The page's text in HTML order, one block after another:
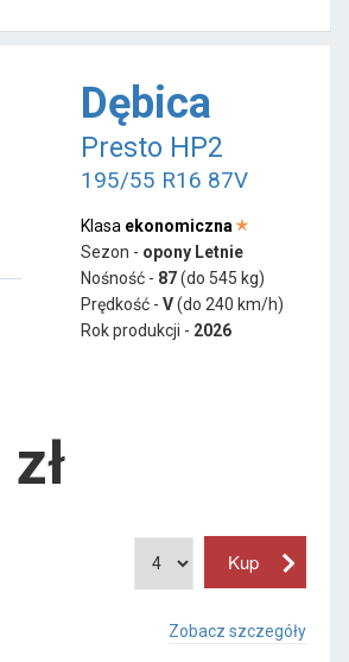
Dębica
Presto HP2
195/55 R16 87V
Klasa ekonomiczna
Sezon - opony Letnie
Nośność - 87(do 545 kg)
Prędkość - V(do 240 km/h)
Rok produkcji - 2026
zł
Zobacz szczegóły